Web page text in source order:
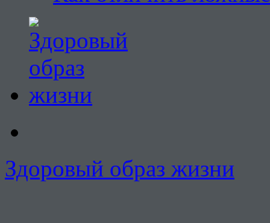
Здоровый образ жизни